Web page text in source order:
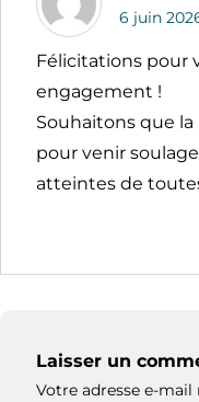
6 juin
Félicitations pour
engagement !
Souhaitons que
pour venir
atteintes de
Laisser un
Votre adresse e-mail